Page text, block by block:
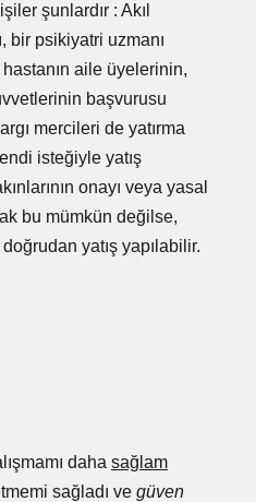
şunlardır : Akıl
bir psikiyatri uzmanı
aile üyelerinin,
başvurusu
mercileri de yatırma
isteğiyle yatış
onayı veya yasal
bu mümkün değilse,
yatış yapılabilir.
daha sağlam
sağladı ve güven